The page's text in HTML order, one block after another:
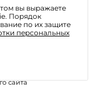
с
сайта
вы выражаете
Порядок
по их защите
персональных